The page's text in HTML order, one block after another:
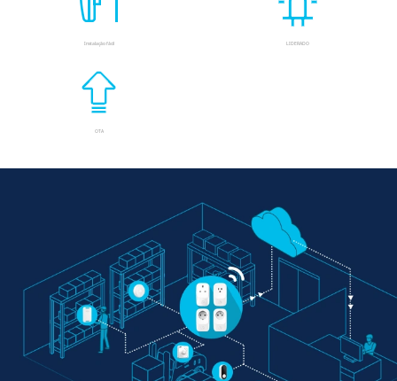
Instalação fácil LIDERADO
OTA